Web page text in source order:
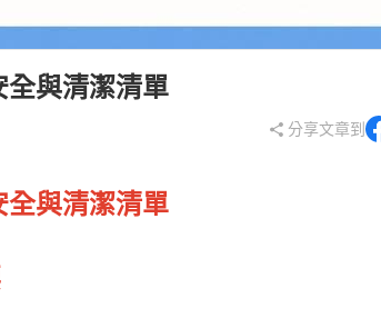
全與清潔清單
分享文章到
全與清潔清單